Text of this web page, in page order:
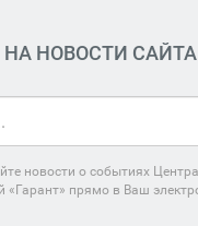
НОВОСТИ САЙТА
новости о событиях Центра
«Гарант» прямо в Ваш